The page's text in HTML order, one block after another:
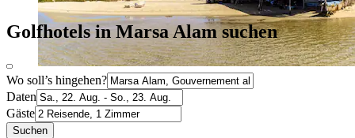
Golfhotels in Marsa Alam suchen
Wo soll’s hingehen?
Daten
Gäste
Suchen